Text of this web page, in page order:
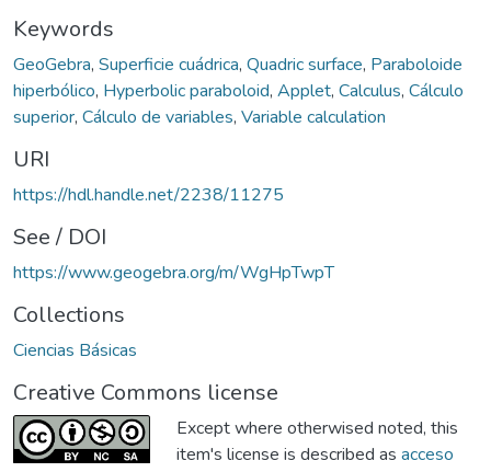
Keywords
GeoGebra, Superficie cuádrica, Quadric surface, Paraboloide
hiperbólico, Hyperbolic paraboloid, Applet, Calculus, Cálculo
superior, Cálculo de variables, Variable calculation
URI
https://hdl.handle.net/2238/11275
See / DOI
https://www.geogebra.org/m/WgHpTwpT
Collections
Ciencias Básicas
Creative Commons license
Except where otherwised noted, this
item's license is described as acceso